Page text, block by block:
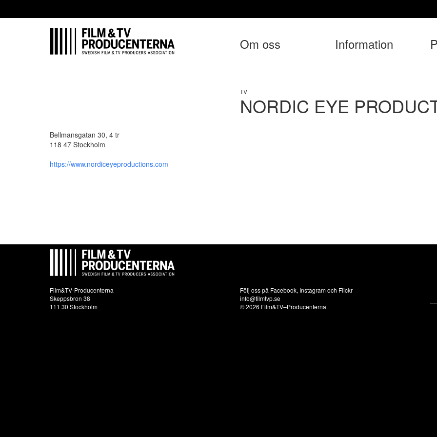
Om oss Information
TV
NORDIC EYE
Bellmansgatan 30, 4 tr
118 47 Stockholm
https://www.nordiceyeproductions.com
Film&TV-Producenterna
Skeppsbron 38
111 30 Stockholm
Följ oss på Facebook, Instagramoch Flickr
info@filmtvp.se
© 2026 Film&TV–Producenterna